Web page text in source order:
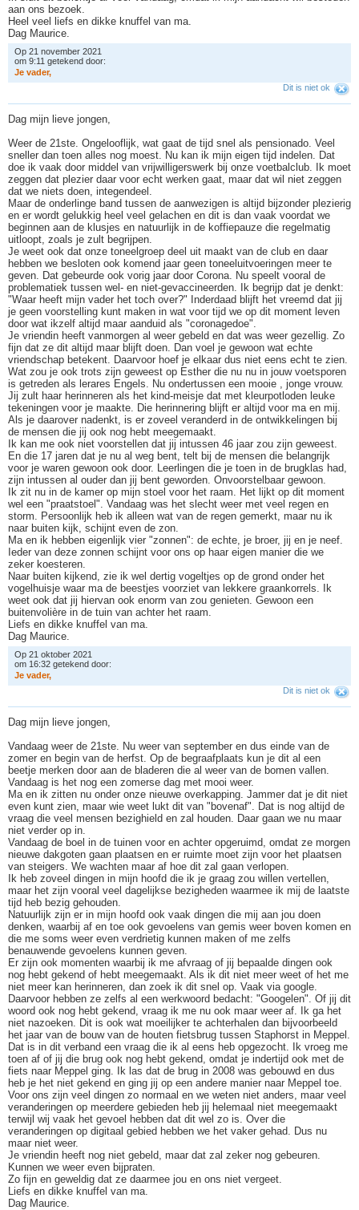
aan ons bezoek.
Heel veel liefs en dikke knuffel van ma.
Dag Maurice.
Op 21 november 2021
om 9:11 getekend door:
Je vader,
Dit is niet ok
Dag mijn lieve jongen,
Weer de 21ste. Ongelooflijk, wat gaat de tijd snel als pensionado. Veel
sneller dan toen alles nog moest. Nu kan ik mijn eigen tijd indelen. Dat
doe ik vaak door middel van vrijwilligerswerk bij onze voetbalclub. Ik moet
zeggen dat plezier daar voor echt werken gaat, maar dat wil niet zeggen
dat we niets doen, integendeel.
Maar de onderlinge band tussen de aanwezigen is altijd bijzonder plezierig
en er wordt gelukkig heel veel gelachen en dit is dan vaak voordat we
beginnen aan de klusjes en natuurlijk in de koffiepauze die regelmatig
uitloopt, zoals je zult begrijpen.
Je weet ook dat onze toneelgroep deel uit maakt van de club en daar
hebben we besloten ook komend jaar geen toneeluitvoeringen meer te
geven. Dat gebeurde ook vorig jaar door Corona. Nu speelt vooral de
problematiek tussen wel- en niet-gevaccineerden. Ik begrijp dat je denkt:
"Waar heeft mijn vader het toch over?" Inderdaad blijft het vreemd dat jij
je geen voorstelling kunt maken in wat voor tijd we op dit moment leven
door wat ikzelf altijd maar aanduid als "coronagedoe".
Je vriendin heeft vanmorgen al weer gebeld en dat was weer gezellig. Zo
fijn dat ze dit altijd maar blijft doen. Dan voel je gewoon wat echte
vriendschap betekent. Daarvoor hoef je elkaar dus niet eens echt te zien.
Wat zou je ook trots zijn geweest op Esther die nu nu in jouw voetsporen
is getreden als lerares Engels. Nu ondertussen een mooie , jonge vrouw.
Jij zult haar herinneren als het kind-meisje dat met kleurpotloden leuke
tekeningen voor je maakte. Die herinnering blijft er altijd voor ma en mij.
Als je daarover nadenkt, is er zoveel veranderd in de ontwikkelingen bij
de mensen die jij ook nog hebt meegemaakt.
Ik kan me ook niet voorstellen dat jij intussen 46 jaar zou zijn geweest.
En die 17 jaren dat je nu al weg bent, telt bij de mensen die belangrijk
voor je waren gewoon ook door. Leerlingen die je toen in de brugklas had,
zijn intussen al ouder dan jij bent geworden. Onvoorstelbaar gewoon.
Ik zit nu in de kamer op mijn stoel voor het raam. Het lijkt op dit moment
wel een "praatstoel". Vandaag was het slecht weer met veel regen en
storm. Persoonlijk heb ik alleen wat van de regen gemerkt, maar nu ik
naar buiten kijk, schijnt even de zon.
Ma en ik hebben eigenlijk vier "zonnen": de echte, je broer, jij en je neef.
Ieder van deze zonnen schijnt voor ons op haar eigen manier die we
zeker koesteren.
Naar buiten kijkend, zie ik wel dertig vogeltjes op de grond onder het
vogelhuisje waar ma de beestjes voorziet van lekkere graankorrels. Ik
weet ook dat jij hiervan ook enorm van zou genieten. Gewoon een
buitenvolière in de tuin van achter het raam.
Liefs en dikke knuffel van ma.
Dag Maurice.
Op 21 oktober 2021
om 16:32 getekend door:
Je vader,
Dit is niet ok
Dag mijn lieve jongen,
Vandaag weer de 21ste. Nu weer van september en dus einde van de
zomer en begin van de herfst. Op de begraafplaats kun je dit al een
beetje merken door aan de bladeren die al weer van de bomen vallen.
Vandaag is het nog een zomerse dag met mooi weer.
Ma en ik zitten nu onder onze nieuwe overkapping. Jammer dat je dit niet
even kunt zien, maar wie weet lukt dit van "bovenaf". Dat is nog altijd de
vraag die veel mensen bezighield en zal houden. Daar gaan we nu maar
niet verder op in.
Vandaag de boel in de tuinen voor en achter opgeruimd, omdat ze morgen
nieuwe dakgoten gaan plaatsen en er ruimte moet zijn voor het plaatsen
van steigers. We wachten maar af hoe dit zal gaan verlopen.
Ik heb zoveel dingen in mijn hoofd die ik je graag zou willen vertellen,
maar het zijn vooral veel dagelijkse bezigheden waarmee ik mij de laatste
tijd heb bezig gehouden.
Natuurlijk zijn er in mijn hoofd ook vaak dingen die mij aan jou doen
denken, waarbij af en toe ook gevoelens van gemis weer boven komen en
die me soms weer even verdrietig kunnen maken of me zelfs
benauwende gevoelens kunnen geven.
Er zijn ook momenten waarbij ik me afvraag of jij bepaalde dingen ook
nog hebt gekend of hebt meegemaakt. Als ik dit niet meer weet of het me
niet meer kan herinneren, dan zoek ik dit snel op. Vaak via google.
Daarvoor hebben ze zelfs al een werkwoord bedacht: "Googelen". Of jij dit
woord ook nog hebt gekend, vraag ik me nu ook maar weer af. Ik ga het
niet nazoeken. Dit is ook wat moeilijker te achterhalen dan bijvoorbeeld
het jaar van de bouw van de houten fietsbrug tussen Staphorst in Meppel.
Dat is in dit verband een vraag die ik al eens heb opgezocht. Ik vroeg me
toen af of jij die brug ook nog hebt gekend, omdat je indertijd ook met de
fiets naar Meppel ging. Ik las dat de brug in 2008 was gebouwd en dus
heb je het niet gekend en ging jij op een andere manier naar Meppel toe.
Voor ons zijn veel dingen zo normaal en we weten niet anders, maar veel
veranderingen op meerdere gebieden heb jij helemaal niet meegemaakt
terwijl wij vaak het gevoel hebben dat dit wel zo is. Over die
veranderingen op digitaal gebied hebben we het vaker gehad. Dus nu
maar niet weer.
Je vriendin heeft nog niet gebeld, maar dat zal zeker nog gebeuren.
Kunnen we weer even bijpraten.
Zo fijn en geweldig dat ze daarmee jou en ons niet vergeet.
Liefs en dikke knuffel van ma.
Dag Maurice.